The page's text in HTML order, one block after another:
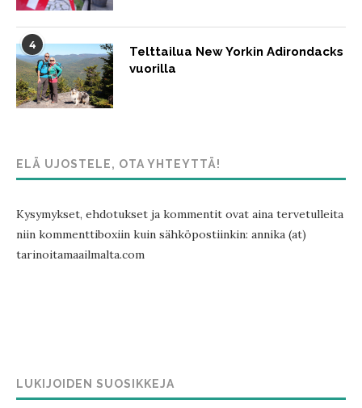
4
Telttailua New Yorkin Adirondacks
vuorilla
ELÄ UJOSTELE, OTA YHTEYTTÄ!
Kysymykset, ehdotukset ja kommentit ovat aina tervetulleita
niin kommenttiboxiin kuin sähköpostiinkin: annika (at)
tarinoitamaailmalta.com
LUKIJOIDEN SUOSIKKEJA